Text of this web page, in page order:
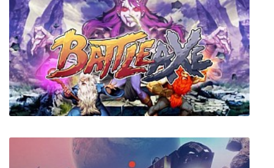
Open Season (Сезон охоты)